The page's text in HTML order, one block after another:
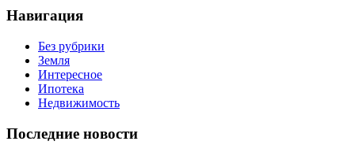
Навигация
Без рубрики
Земля
Интересное
Ипотека
Недвижимость
Последние новости